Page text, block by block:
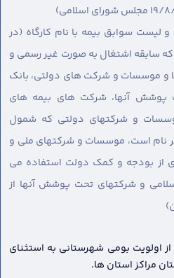
و لیست سوابق بیمه با نام کارگاه (در
سابقه اشتغال به صورت غیر رسمی و
و موسسات و شرکت های دولتی، بانک
آنها، شرکت های بیمه های
و شرکتهای دولتی که شمول
نام است، موسسات و شرکتهای ملی و
از بودجه و کمک دولت استفاده می
و شرکتهای تحت پوشش آنها از
از اولویت بومی شهرستانی به استثنای
مراکز استان ها.